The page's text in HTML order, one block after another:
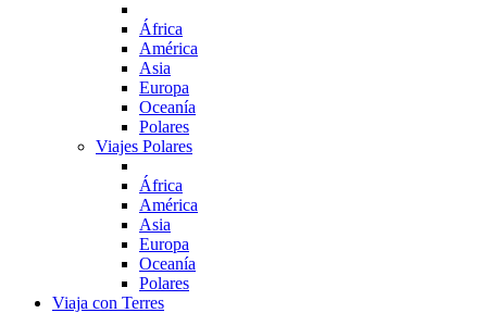
África
América
Asia
Europa
Oceanía
Polares
Viajes Polares
África
América
Asia
Europa
Oceanía
Polares
Viaja con Terres